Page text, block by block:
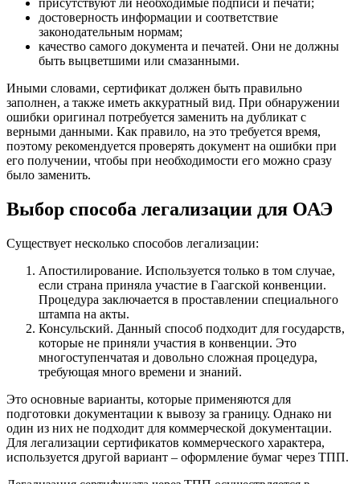
присутствуют ли необходимые подписи и печати;
достоверность информации и соответствие
законодательным нормам;
качество самого документа и печатей. Они не должны
быть выцветшими или смазанными.
Иными словами, сертификат должен быть правильно
заполнен, а также иметь аккуратный вид. При обнаружении
ошибки оригинал потребуется заменить на дубликат с
верными данными. Как правило, на это требуется время,
поэтому рекомендуется проверять документ на ошибки при
его получении, чтобы при необходимости его можно сразу
было заменить.
Выбор способа легализации для ОАЭ
Существует несколько способов легализации:
Апостилирование. Используется только в том случае,
если страна приняла участие в Гаагской конвенции.
Процедура заключается в проставлении специального
штампа на акты.
Консульский. Данный способ подходит для государств,
которые не приняли участия в конвенции. Это
многоступенчатая и довольно сложная процедура,
требующая много времени и знаний.
Это основные варианты, которые применяются для
подготовки документации к вывозу за границу. Однако ни
один из них не подходит для коммерческой документации.
Для легализации сертификатов коммерческого характера,
используется другой вариант – оформление бумаг через ТПП.